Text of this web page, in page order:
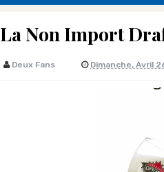
La Non Import
Deux Fans Dimanche, Avril